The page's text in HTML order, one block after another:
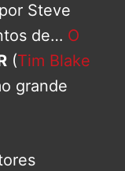
Steve
de… O
(Tim Blake
grande